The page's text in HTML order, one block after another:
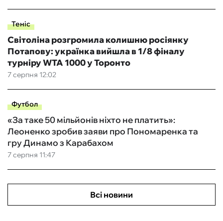
Теніс
7 серпня 12:02
Світоліна розгромила колишню росіянку
Потапову: українка вийшла в 1/8 фіналу
турніру WTA 1000 у Торонто
Футбол
7 серпня 11:47
«За таке 50 мільйонів ніхто не платить»:
Леоненко зробив заяви про Пономаренка та
гру Динамо з Карабахом
Всі новини